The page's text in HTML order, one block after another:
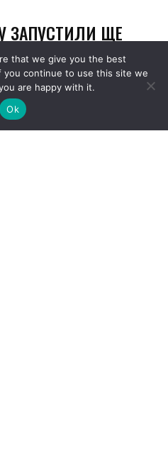
that we give you the best
continue to use this site we
are happy with it.
Ok